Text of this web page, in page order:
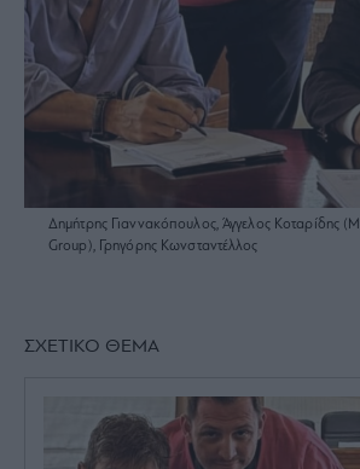
Δημήτρης Γιαννακόπουλος, Άγγελος Κοταρίδης
Group), Γρηγόρης Κωνσταντέλλος
ΣΧΕΤΙΚΟ ΘΕΜΑ